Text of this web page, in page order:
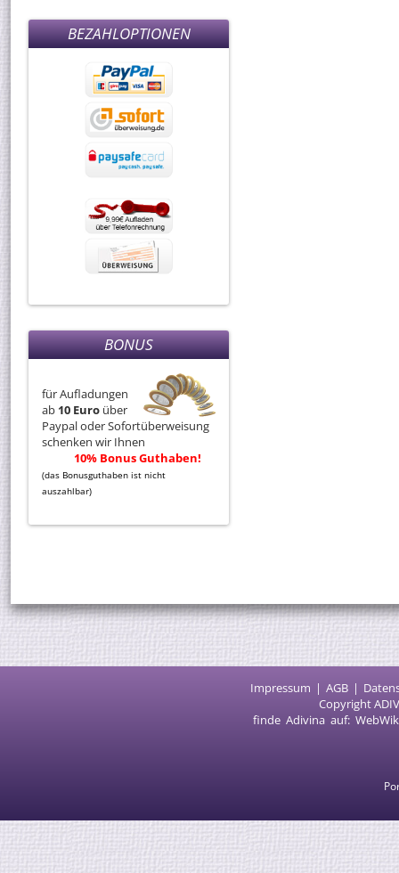
BEZAHLOPTIONEN
BONUS
für Aufladungen
ab 10 Euro über
Paypal oder Sofortüberweisung
schenken wir Ihnen
10% Bonus Guthaben!
(das Bonusguthaben ist nicht
auszahlbar)
Impressum AGB
Copyright
finde Adivina auf: